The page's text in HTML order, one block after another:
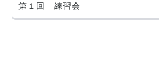
第１回 練習会